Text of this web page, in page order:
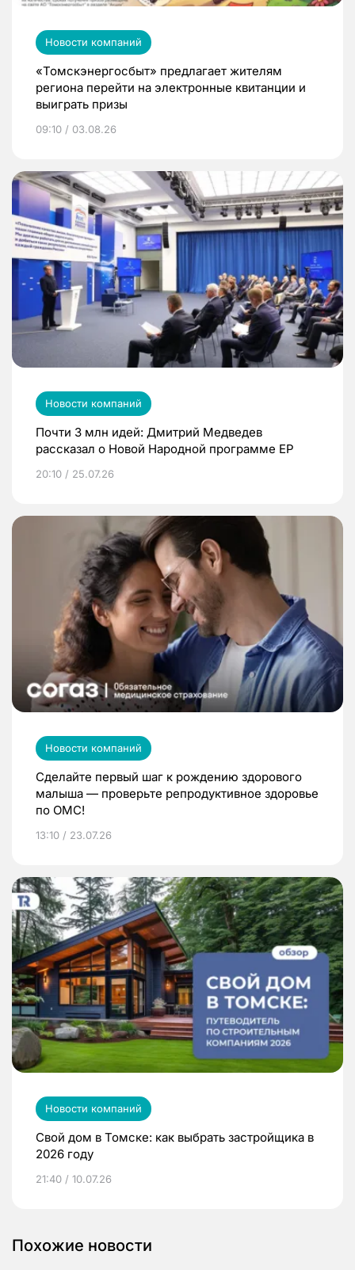
Новости компаний
«Томскэнергосбыт» предлагает жителям
региона перейти на электронные квитанции и
выиграть призы
09:10 / 03.08.26
Новости компаний
Почти 3 млн идей: Дмитрий Медведев
рассказал о Новой Народной программе ЕР
20:10 / 25.07.26
Новости компаний
Сделайте первый шаг к рождению здорового
малыша — проверьте репродуктивное здоровье
по ОМС!
13:10 / 23.07.26
Новости компаний
Свой дом в Томске: как выбрать застройщика в
2026 году
21:40 / 10.07.26
Похожие новости